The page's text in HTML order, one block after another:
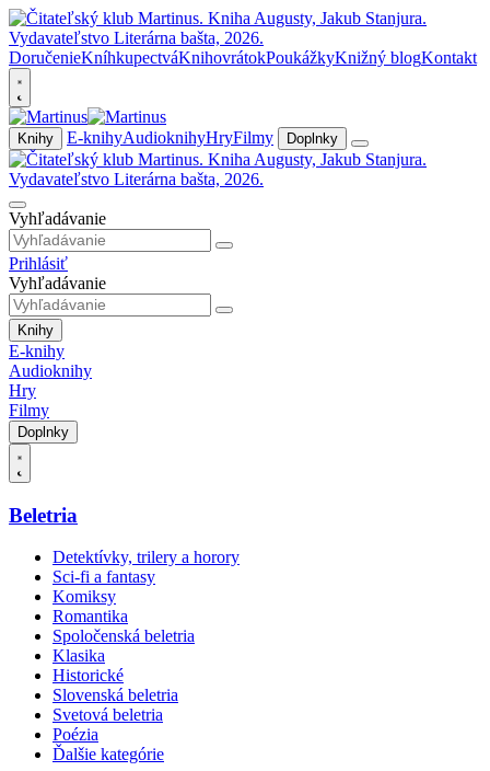
DoručenieKníhkupectváKnihovrátokPoukážkyKnižný blogKontakt
Knihy E-knihyAudioknihyHryFilmy Doplnky
Vyhľadávanie
Prihlásiť
Vyhľadávanie
Knihy
E-knihy
Audioknihy
Hry
Filmy
Doplnky
Beletria
Detektívky, trilery a horory
Sci-fi a fantasy
Komiksy
Romantika
Spoločenská beletria
Klasika
Historické
Slovenská beletria
Svetová beletria
Poézia
Ďalšie kategórie